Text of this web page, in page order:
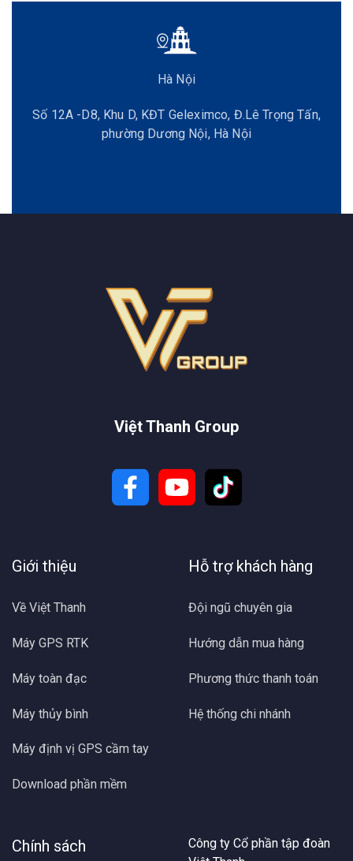
Hà Nội
Số 12A -D8, Khu D, KĐT Geleximco, Đ.Lê Trọng Tấn,
phường Dương Nội, Hà Nội
Việt Thanh Group
Giới thiệu
Về Việt Thanh
Máy GPS RTK
Máy toàn đạc
Máy thủy bình
Máy định vị GPS cầm tay
Download phần mềm
Hỗ trợ khách hàng
Đội ngũ chuyên gia
Hướng dẫn mua hàng
Phương thức thanh toán
Hệ thống chi nhánh
Chính sách
Công ty Cổ phần tập đoàn